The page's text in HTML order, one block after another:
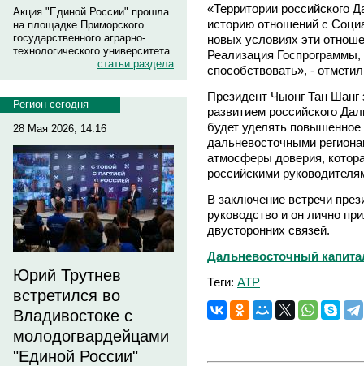
Акция "Единой России" прошла
на площадке Приморского
государственного аграрно-
технологического университета
статьи раздела
Регион сегодня
28 Мая 2026, 14:16
Юрий Трутнев
встретился во
Владивостоке с
молодогвардейцами
"Единой России"
«Территории российского
историю отношений с
новых условиях эти
Реализация
способствовать», -
Президент Чыонг Тан
развитием российского
будет уделять
дальневосточными
атмосферы доверия,
российскими
В заключение встречи
руководство и он лично
двусторонних связей.
Дальневосточный
Теги: АТР